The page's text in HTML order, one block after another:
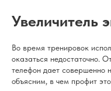
Увеличитель
Во время тренировок
оказаться недостаточно.
телефон дает совершенно
объясним, в чем профит